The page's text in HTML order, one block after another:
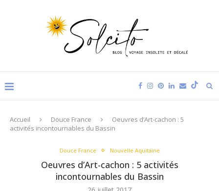
Accueil Douce France
Oeuvres d’Art-cachon : 5
activités incontournables du Bassin
Douce France Nouvelle Aquitaine
Oeuvres d’Art-cachon : 5 activités
incontournables du Bassin